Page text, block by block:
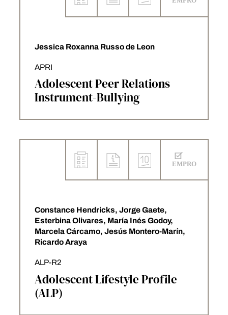
Jessica Roxanna Russo de Leon
APRI
Adolescent Peer Relations
Instrument-Bullying
Constance Hendricks, Jorge Gaete,
Esterbina Olivares, María Inés Godoy,
Marcela Cárcamo, Jesús Montero-Marín,
Ricardo Araya
ALP-R2
Adolescent Lifestyle Profile
(ALP)